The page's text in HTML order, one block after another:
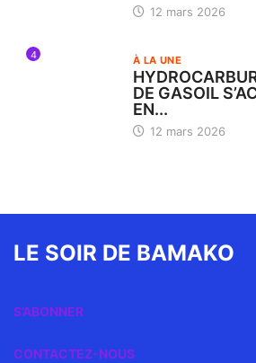
12 mars 2026
4 À LA UNE
DE GASOIL
EN...
12 mars 2026
LE SOIR DE BAMAKO
S’ABONNER
CONTACTEZ-NOUS